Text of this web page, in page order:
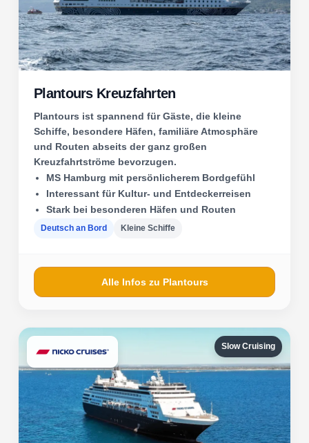
Plantours Kreuzfahrten
Plantours ist spannend für Gäste, die kleine
Schiffe, besondere Häfen, familiäre Atmosphäre
und Routen abseits der ganz großen
Kreuzfahrtströme bevorzugen.
MS Hamburg mit persönlicherem Bordgefühl
Interessant für Kultur- und Entdeckerreisen
Stark bei besonderen Häfen und Routen
Deutsch an Bord Kleine Schiffe
Alle Infos zu Plantours
Slow Cruising